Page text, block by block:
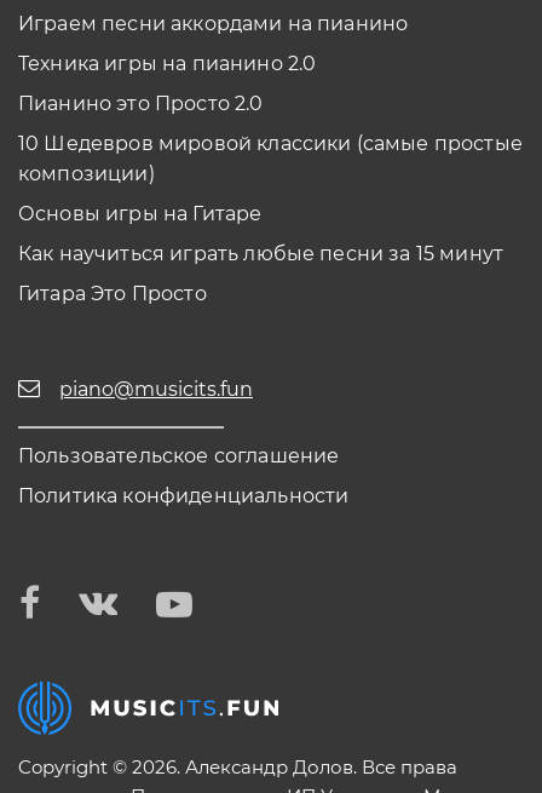
Играем песни аккордами на пианино
Техника игры на пианино 2.0
Пианино это Просто 2.0
10 Шедевров мировой классики (самые простые
композиции)
Основы игры на Гитаре
Как научиться играть любые песни за 15 минут
Гитара Это Просто
piano@musicits.fun
Пользовательское соглашение
Политика конфиденциальности
Copyright © 2026. Александр Долов. Все права